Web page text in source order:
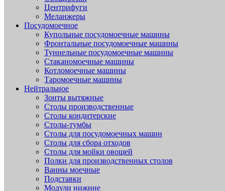
Центрифуги
Меланжеры
Посудомоечное
Купольные посудомоечные машины
Фронтальные посудомоечные машины
Туннельные посудомоечные машины
Стаканомоечные машины
Котломоечные машины
Таромоечные машины
Нейтральное
Зонты вытяжные
Столы производственные
Столы кондитерские
Столы-тумбы
Столы для посудомоечных машин
Столы для сбора отходов
Столы для мойки овощей
Полки для производственных столов
Ванны моечные
Подставки
Модули нижние